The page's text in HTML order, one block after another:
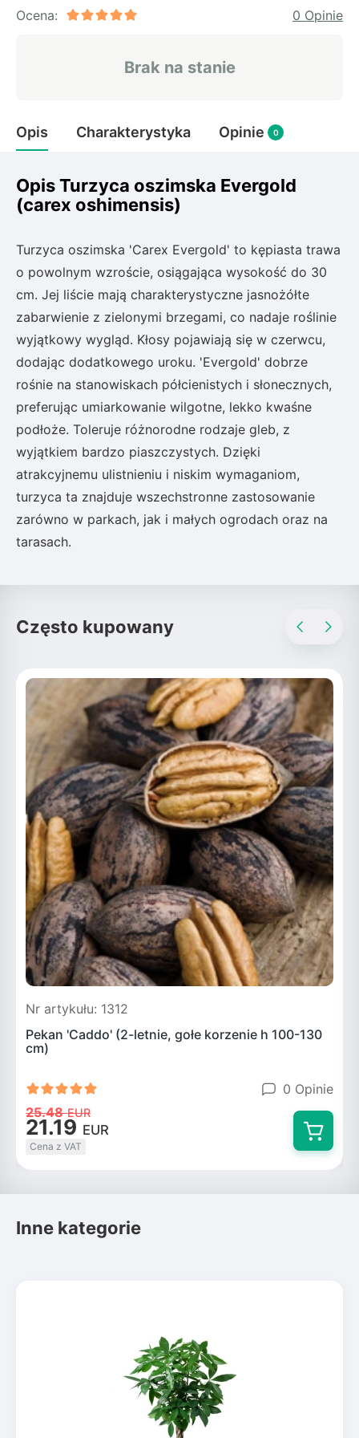
Rudbeckia
Hakonechoa (trawa bambusowa)
Pnącza
Glicynia (wisteria)
Bluszcz
Ewodia (tetradium daniellii)
Ocena:
0 Opinie
Brak na stanie
Opis Charakterystyka Opinie 0
Opis Turzyca oszimska Evergold
(carex oshimensis)
Turzyca oszimska 'Carex Evergold' to kępiasta trawa
o powolnym wzroście, osiągająca wysokość do 30
cm. Jej liście mają charakterystyczne jasnożółte
zabarwienie z zielonymi brzegami, co nadaje roślinie
wyjątkowy wygląd. Kłosy pojawiają się w czerwcu,
dodając dodatkowego uroku. 'Evergold' dobrze
rośnie na stanowiskach półcienistych i słonecznych,
preferując umiarkowanie wilgotne, lekko kwaśne
podłoże. Toleruje różnorodne rodzaje gleb, z
wyjątkiem bardzo piaszczystych. Dzięki
atrakcyjnemu ulistnieniu i niskim wymaganiom,
turzyca ta znajduje wszechstronne zastosowanie
zarówno w parkach, jak i małych ogrodach oraz na
tarasach.
Często kupowany
Nr artykułu: 1312
Pekan 'Caddo' (2-letnie, gołe korzenie h 100-130
cm)
0 Opinie
25.48 EUR
21.19 EUR
Cena z VAT
Inne kategorie